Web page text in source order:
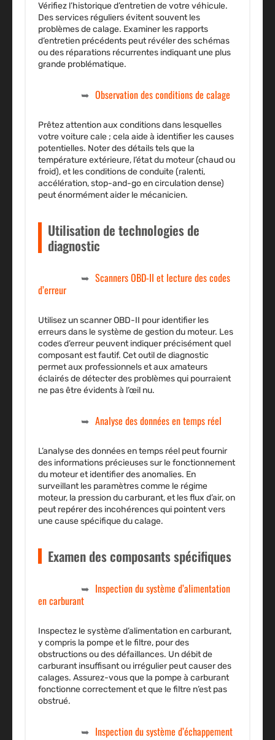
Vérifiez l’historique d’entretien de votre véhicule.
Des services réguliers évitent souvent les
problèmes de calage. Examiner les rapports
d’entretien précédents peut révéler des schémas
ou des réparations récurrentes indiquant une plus
grande problématique.
Observation des conditions de calage
Prêtez attention aux conditions dans lesquelles
votre voiture cale ; cela aide à identifier les causes
potentielles. Noter des détails tels que la
température extérieure, l’état du moteur (chaud ou
froid), et les conditions de conduite (ralenti,
accélération, stop-and-go en circulation dense)
peut énormément aider le mécanicien.
Utilisation de technologies de
diagnostic
Scanners OBD-II et lecture des codes
d’erreur
Utilisez un scanner OBD-II pour identifier les
erreurs dans le système de gestion du moteur. Les
codes d’erreur peuvent indiquer précisément quel
composant est fautif. Cet outil de diagnostic
permet aux professionnels et aux amateurs
éclairés de détecter des problèmes qui pourraient
ne pas être évidents à l’œil nu.
Analyse des données en temps réel
L’analyse des données en temps réel peut fournir
des informations précieuses sur le fonctionnement
du moteur et identifier des anomalies. En
surveillant les paramètres comme le régime
moteur, la pression du carburant, et les flux d’air, on
peut repérer des incohérences qui pointent vers
une cause spécifique du calage.
Examen des composants spécifiques
Inspection du système d’alimentation
en carburant
Inspectez le système d’alimentation en carburant,
y compris la pompe et le filtre, pour des
obstructions ou des défaillances. Un débit de
carburant insuffisant ou irrégulier peut causer des
calages. Assurez-vous que la pompe à carburant
fonctionne correctement et que le filtre n’est pas
obstrué.
Inspection du système d’échappement